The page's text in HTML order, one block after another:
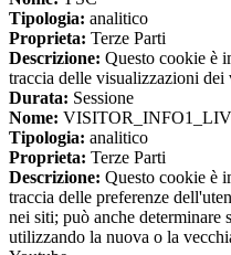
Tipologia: analitico
Proprieta: Terze Parti
Descrizione: Questo cookie è
traccia delle visualizzazioni dei
Durata: Sessione
Nome:
Tipologia: analitico
Proprieta: Terze Parti
Descrizione: Questo cookie è
traccia delle preferenze
nei siti; può anche determinare
utilizzando la nuova o la